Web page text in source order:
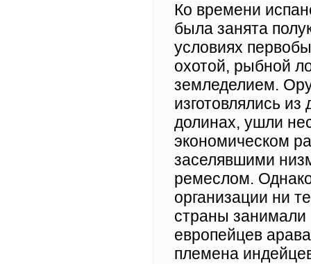
Ко времени
была занята
условиях
охотой, рыбной
земледелием.
изготовлялись
долинах, ушли
экономическом
заселявшими
ремеслом.
организации ни
страны занимали
европейцев
племена